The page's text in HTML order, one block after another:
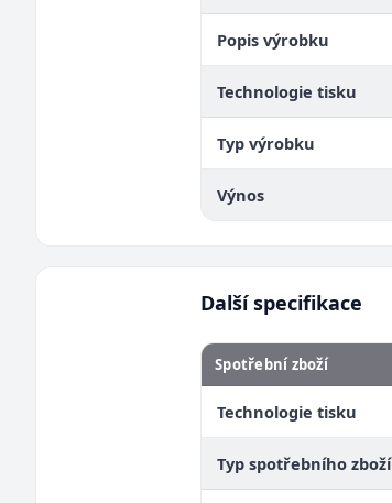
Popis výrobku
Technologie tisku
Typ výrobku
Výnos
Další specifikace
Spotřební zboží
Technologie tisku
Typ spotřebního zboží